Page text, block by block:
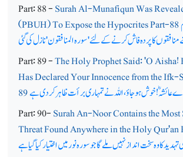
Part: 88 -Surah Al-Munafiqun Was
(PBUH) To Expose the Hypocrites Part-88
کا پردہ فاش کرنے کے لئے'سورہ المنافقون'نازل کی گئی
Part: 89 -The Holy Prophet Said: 'O
Has Declared Your Innocence from the Ifk-
89عائشہؓ! خوش ہوجاؤ، اللہ نے تمہاری برأت ظاہر کردی ہے
Part: 90-Surah An-Noor Contains the
Threat Found Anywhere in the Holy Qur'an
کا وہ سخت انداز نہیں ملےگا جو سورہ نور میں اختیار کیا گیا ہے